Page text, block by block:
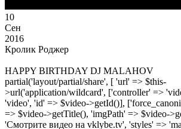
10
Сен
2016
Кролик Роджер
HAPPY BIRTHDAY DJ MALAHOV
partial('layout/partial/share', [ 'url' => $this-
>url('application/wildcard', ['controller' =>
'video', 'id' => $video->getId()],
=> $video->getTitle(), 'imgPath' => $video-
'Смотрите видео на vklybe.tv', 'styles' =>